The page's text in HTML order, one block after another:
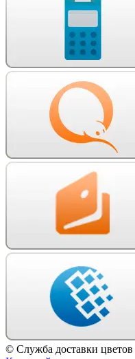
© Служба доставки